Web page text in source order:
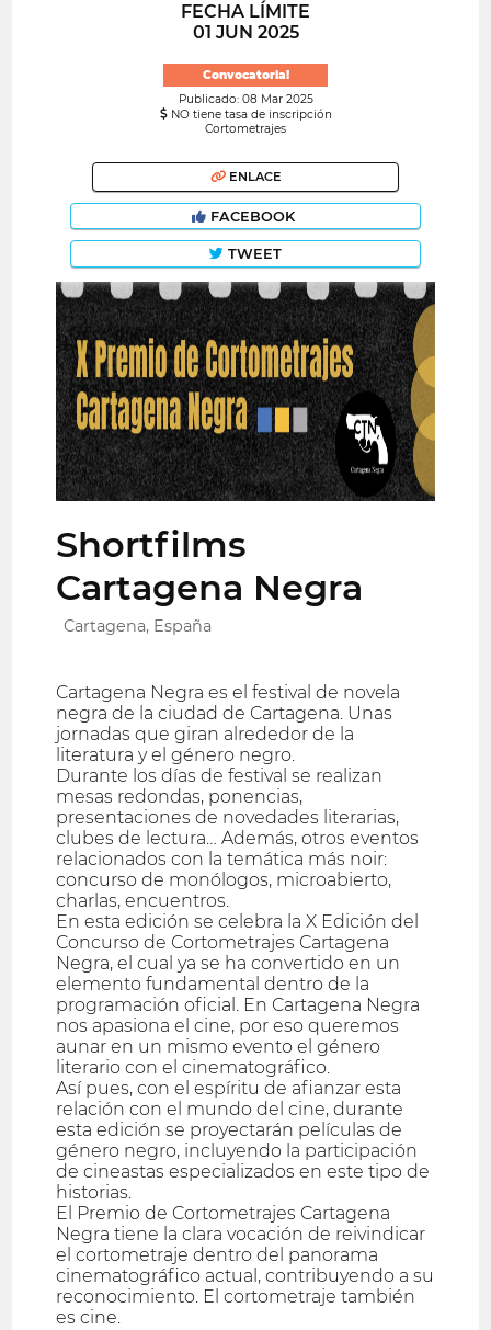
FECHA LÍMITE
01 JUN 2025
Convocatoria!
Publicado: 08 Mar 2025
NO tiene tasa de inscripción
Cortometrajes
ENLACE
FACEBOOK
TWEET
Shortfilms
Cartagena Negra
Cartagena, España
Cartagena Negra es el festival de novela
negra de la ciudad de Cartagena. Unas
jornadas que giran alrededor de la
literatura y el género negro.
Durante los días de festival se realizan
mesas redondas, ponencias,
presentaciones de novedades literarias,
clubes de lectura… Además, otros eventos
relacionados con la temática más noir:
concurso de monólogos, microabierto,
charlas, encuentros.
En esta edición se celebra la X Edición del
Concurso de Cortometrajes Cartagena
Negra, el cual ya se ha convertido en un
elemento fundamental dentro de la
programación oficial. En Cartagena Negra
nos apasiona el cine, por eso queremos
aunar en un mismo evento el género
literario con el cinematográfico.
Así pues, con el espíritu de afianzar esta
relación con el mundo del cine, durante
esta edición se proyectarán películas de
género negro, incluyendo la participación
de cineastas especializados en este tipo de
historias.
El Premio de Cortometrajes Cartagena
Negra tiene la clara vocación de reivindicar
el cortometraje dentro del panorama
cinematográfico actual, contribuyendo a su
reconocimiento. El cortometraje también
es cine.